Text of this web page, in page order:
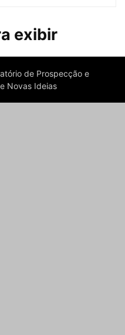
exibir
de Prospecção e
Novas Ideias